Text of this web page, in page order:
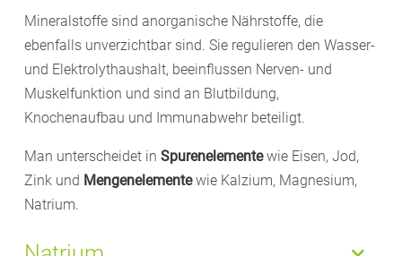
Mineralstoffe sind anorganische Nährstoffe, die
ebenfalls unverzichtbar sind. Sie regulieren den Wasser-
und Elektrolythaushalt, beeinflussen Nerven- und
Muskelfunktion und sind an Blutbildung,
Knochenaufbau und Immunabwehr beteiligt.
Man unterscheidet in Spurenelementewie Eisen, Jod,
Zink und Mengenelementewie Kalzium, Magnesium,
Natrium.